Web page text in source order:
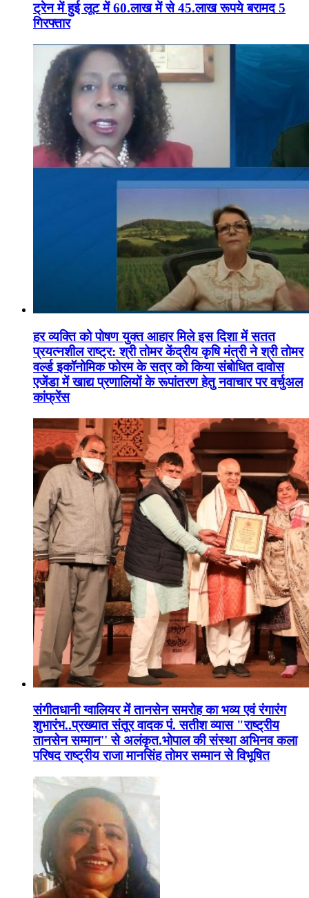
ट्रेन में हुई लूट में 60.लाख में से 45.लाख रूपये बरामद 5
गिरफ्तार
हर व्यक्ति को पोषण युक्त आहार मिले इस दिशा में सतत
प्रयत्नशील राष्ट्र: श्री तोमर केंद्रीय कृषि मंत्री ने श्री तोमर
वर्ल्ड इकॉनोमिक फोरम के सत्र को किया संबोधित दावोस
एजेंडा में खाद्य प्रणालियों के रूपांतरण हेतु नवाचार पर वर्चुअल
कांफ्रेंस
संगीतधानी ग्वालियर में तानसेन समरोह का भव्य एवं रंगारंग
शुभारंभ..प्रख्यात संतूर वादक पं. सतीश व्यास "राष्ट्रीय
तानसेन सम्मान'' से अलंकृत.भोपाल की संस्था अभिनव कला
परिषद राष्ट्रीय राजा मानसिंह तोमर सम्मान से विभूषित